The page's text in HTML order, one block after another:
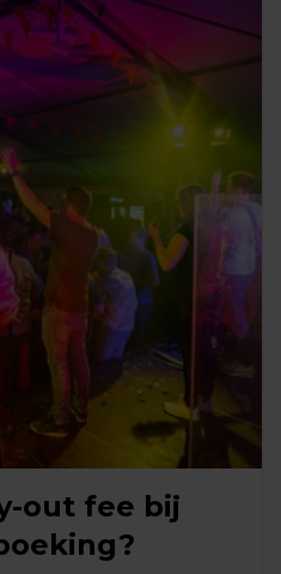
out fee bij